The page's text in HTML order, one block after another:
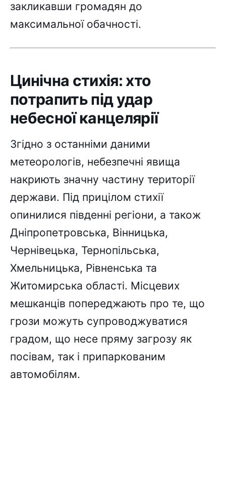
закликавши громадян до
максимальної обачності.
Цинічна стихія: хто
потрапить під удар
небесної канцелярії
Згідно з останніми даними
метеорологів, небезпечні явища
накриють значну частину території
держави. Під прицілом стихії
опинилися південні регіони, а також
Дніпропетровська, Вінницька,
Чернівецька, Тернопільська,
Хмельницька, Рівненська та
Житомирська області. Місцевих
мешканців попереджають про те, що
грози можуть супроводжуватися
градом, що несе пряму загрозу як
посівам, так і припаркованим
автомобілям.